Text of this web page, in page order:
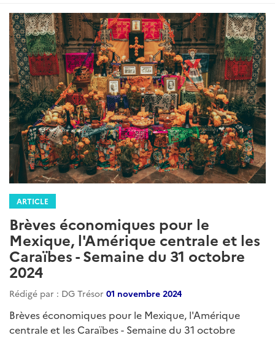
ARTICLE
Brèves économiques pour le
Mexique, l’Amérique centrale et les
Caraïbes – Semaine du 27 mars
2025
Rédigé par : DG Trésor
Brèves économiques pour le Mexique, l’Amérique
centrale et les Caraïbes – Semaine du 27 mars 2025...
Lire la suite